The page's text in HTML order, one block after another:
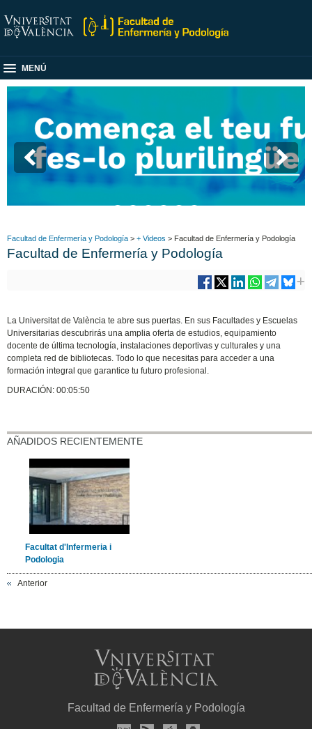
MENÚ
Facultad de Enfermería y Podología > + Videos > Facultad de Enfermería y Podología
Facultad de Enfermería y Podología
La Universitat de València te abre sus puertas. En sus Facultades y Escuelas
Universitarias descubrirás una amplia oferta de estudios, equipamiento
docente de última tecnología, instalaciones deportivas y culturales y una
completa red de bibliotecas. Todo lo que necesitas para acceder a una
formación integral que garantice tu futuro profesional.
DURACIÓN: 00:05:50
AÑADIDOS RECIENTEMENTE
Facultat d'Infermeria i
Podologia
Anterior
Facultad de Enfermería y Podología